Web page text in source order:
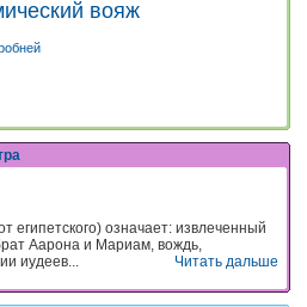
вояж
египетского) означает: извлеченный
Аарона и Мариам, вождь,
иудеев...
Читать дальше